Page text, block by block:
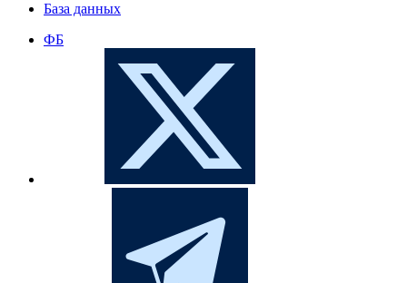
База данных
ФБ